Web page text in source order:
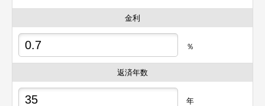
金利
％
返済年数
年